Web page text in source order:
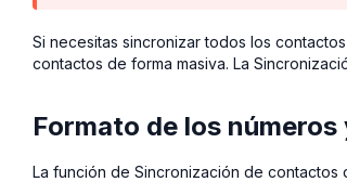
Si necesitas sincronizar todos los
contactos de forma masiva. La
Formato de los
La función de Sincronización de